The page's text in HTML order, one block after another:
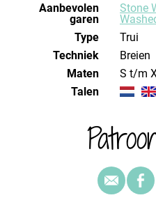
Aanbevolen
garen
Type
Trui
Techniek
breien
Maten
S t/m
Talen